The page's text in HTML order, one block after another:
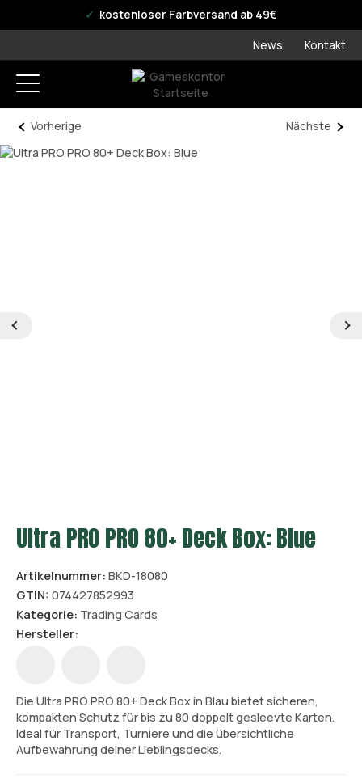
offizieller WPN Storekostenloser Farbversand ab 49€
News Kontakt
Vorherige Nächste
Ultra PRO PRO 80+ Deck Box: Blue
Artikelnummer: BKD-18080
GTIN: 074427852993
Kategorie: Trading Cards
Hersteller:
Die Ultra PRO PRO 80+ Deck Box in Blau bietet sicheren,
kompakten Schutz für bis zu 80 doppelt gesleevte Karten.
Ideal für Transport, Turniere und die übersichtliche
Aufbewahrung deiner Lieblingsdecks.